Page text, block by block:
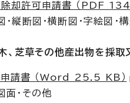
除却許可申請書 （PDF
縦断図・横断図・字絵図・
、芝草その他産出物を採取
申請書 （Word 25.5 KB）
面・その他